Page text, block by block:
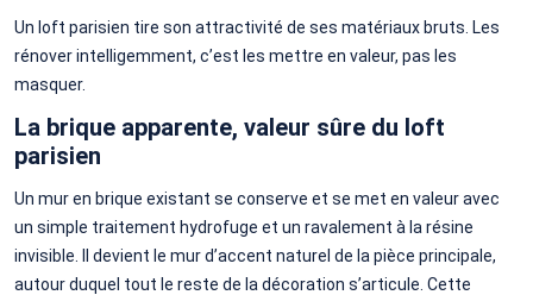
Un loft parisien tire son attractivité de ses matériaux bruts. Les
rénover intelligemment, c’est les mettre en valeur, pas les
masquer.
La brique apparente, valeur sûre du loft
parisien
Un mur en brique existant se conserve et se met en valeur avec
un simple traitement hydrofuge et un ravalement à la résine
invisible. Il devient le mur d’accent naturel de la pièce principale,
autour duquel tout le reste de la décoration s’articule. Cette